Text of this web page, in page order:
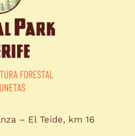
– El Teide, km 16